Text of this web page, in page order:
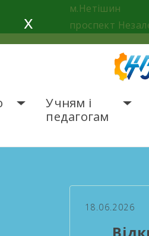
content
м.Нетішин
проспект
Учням і
педагогам
18.06.2026
x